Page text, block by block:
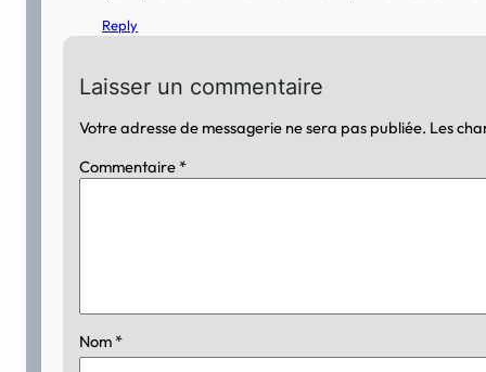
Reply
Laisser un commentaire
Votre adresse de messagerie ne sera pas publiée. Les
Commentaire *
Nom *